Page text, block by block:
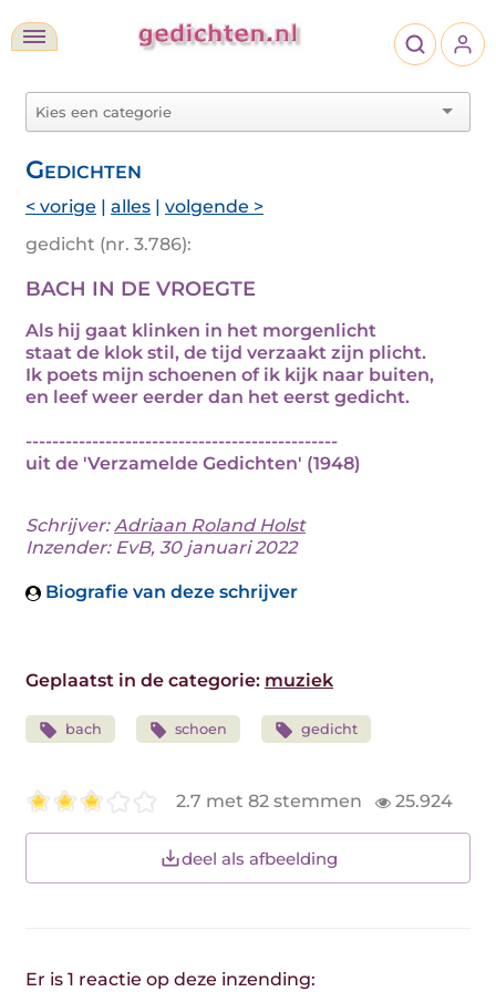
Gedichten
< vorige | alles | volgende >
gedicht (nr. 3.786):
BACH IN DE VROEGTE
Als hij gaat klinken in het morgenlicht
staat de klok stil, de tijd verzaakt zijn plicht.
Ik poets mijn schoenen of ik kijk naar buiten,
en leef weer eerder dan het eerst gedicht.
-----------------------------------------------
uit de 'Verzamelde Gedichten' (1948)
Schrijver:Adriaan Roland Holst
Inzender: EvB, 30 januari 2022
Biografie van deze schrijver
Geplaatst in de categorie: muziek
bach schoen gedicht
2.7 met 82 stemmen 25.924
deel als afbeelding
Er is 1 reactie op deze inzending: